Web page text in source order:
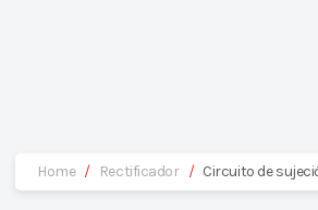
Home / Rectificador / Circuito de